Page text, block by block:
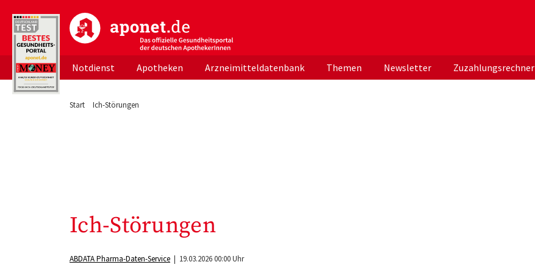
aponet.de - Das offizielle Gesundheitsportal der deutschen ApothekerInnen
Notdienst Apotheken Arzneimitteldatenbank Themen Newsletter Zuzahlungsrechner
Start Ich-Störungen
Ich-Störungen
ABDATA Pharma-Daten-Service | 19.03.2026 00:00 Uhr